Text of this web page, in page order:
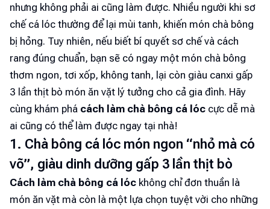
nhưng không phải ai cũng làm được. Nhiều người khi sơ
chế cá lóc thường để lại mùi tanh, khiến món chà bông
bị hỏng. Tuy nhiên, nếu biết bí quyết sơ chế và cách
rang đúng chuẩn, bạn sẽ có ngay một món chà bông
thơm ngon, tơi xốp, không tanh, lại còn giàu canxi gấp
3 lần thịt bò món ăn vặt lý tưởng cho cả gia đình. Hãy
cùng khám phá cách làm chà bông cá lóc cực dễ mà
ai cũng có thể làm được ngay tại nhà!
1. Chà bông cá lóc món ngon “nhỏ mà có
võ”, giàu dinh dưỡng gấp 3 lần thịt bò
Cách làm chà bông cá lóc không chỉ đơn thuần là
món ăn vặt mà còn là một lựa chọn tuyệt vời cho những